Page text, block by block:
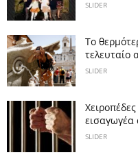
SLIDER
Το
τελευταίο
SLIDER
εισαγωγέα
SLIDER